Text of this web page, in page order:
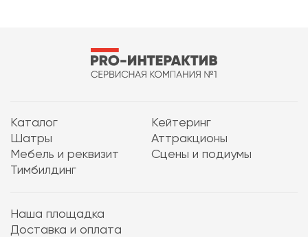
Каталог
Кейтеринг
Шатры
Аттракционы
Мебель и реквизит
Сцены и подиумы
Тимбилдинг
Наша площадка
Доставка и оплата